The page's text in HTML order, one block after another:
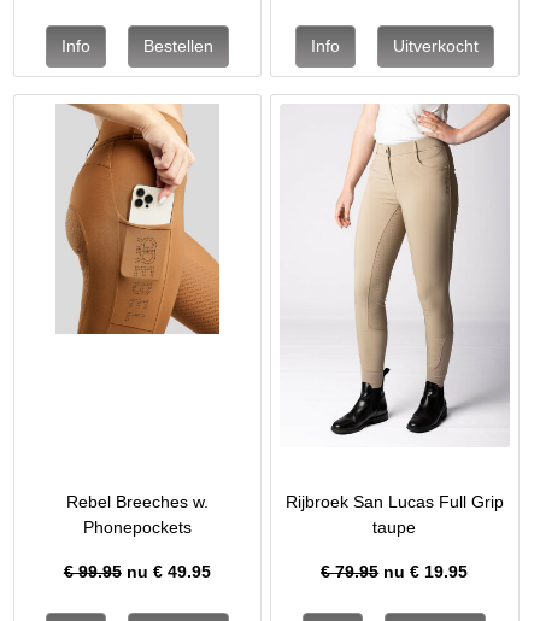
Rebel Breeches w.
Phonepockets
€ 99.95nu € 49.95
Rijbroek San Lucas Full Grip
taupe
€ 79.95nu €19.95